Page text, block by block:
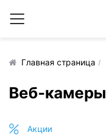
Главная страница
Веб-камеры
Акции